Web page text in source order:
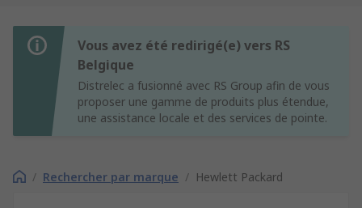
Vous avez été redirigé(e) vers RS
Belgique
Distrelec a fusionné avec RS Group afin de vous
proposer une gamme de produits plus étendue,
une assistance locale et des services de pointe.
/ Rechercher par marque / Hewlett Packard